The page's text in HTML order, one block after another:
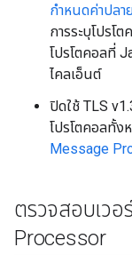
กำหนดค่าปลา
การระบุโปรโ
โปรโตคอลที่
ไคลเอ็นต์
ปิดใช้ TLS
โปรโตคอลทั้ง
Message
ตรวจสอบเวอ
Processor